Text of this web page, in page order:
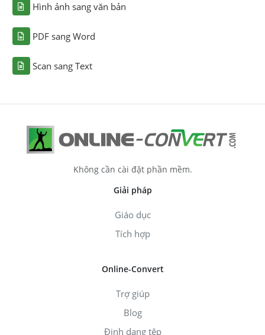
Hình ảnh sang văn bản
PDF sang Word
Scan sang Text
Không cần cài đặt phần mềm.
Giải pháp
Giáo dục
Tích hợp
Online-Convert
Trợ giúp
Blog
Định dạng tệp